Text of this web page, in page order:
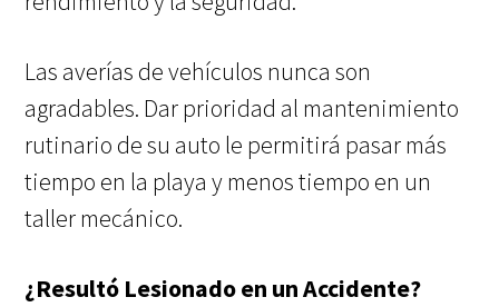
Las averías de vehículos nunca son
agradables. Dar prioridad al mantenimiento
rutinario de su auto le permitirá pasar más
tiempo en la playa y menos tiempo en un
taller mecánico.
¿Resultó Lesionado en un Accidente?